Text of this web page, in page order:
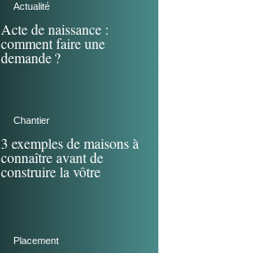
Actualité
Acte de naissance :
comment faire une
demande ?
Chantier
3 exemples de maisons à
connaître avant de
construire la vôtre
Placement